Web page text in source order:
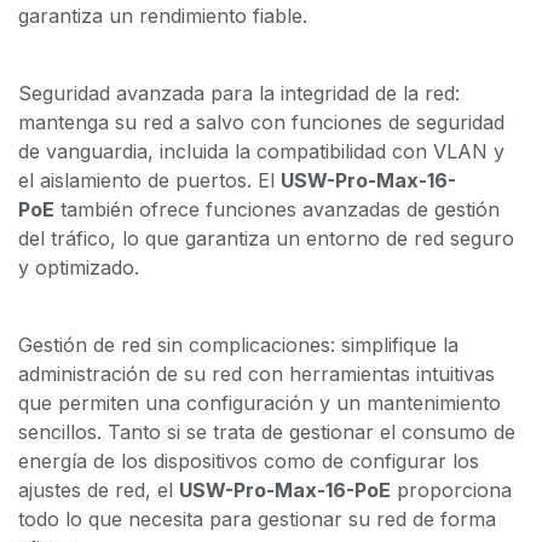
garantiza un rendimiento fiable.
Seguridad avanzada para la integridad de la red:
mantenga su red a salvo con funciones de seguridad
de vanguardia, incluida la compatibilidad con VLAN y
el aislamiento de puertos. El USW-Pro-Max-16-
PoE también ofrece funciones avanzadas de gestión
del tráfico, lo que garantiza un entorno de red seguro
y optimizado.
Gestión de red sin complicaciones: simplifique la
administración de su red con herramientas intuitivas
que permiten una configuración y un mantenimiento
sencillos. Tanto si se trata de gestionar el consumo de
energía de los dispositivos como de configurar los
ajustes de red, el USW-Pro-Max-16-PoE proporciona
todo lo que necesita para gestionar su red de forma